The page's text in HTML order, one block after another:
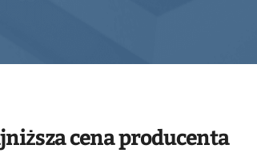
cena producenta